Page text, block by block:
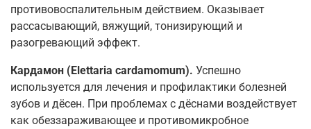
противовоспалительным действием. Оказывает
рассасывающий, вяжущий, тонизирующий и
разогревающий эффект.
Кардамон (Elettaria cardamomum). Успешно
используется для лечения и профилактики болезней
зубов и дёсен. При проблемах с дёснами воздействует
как обеззараживающее и противомикробное